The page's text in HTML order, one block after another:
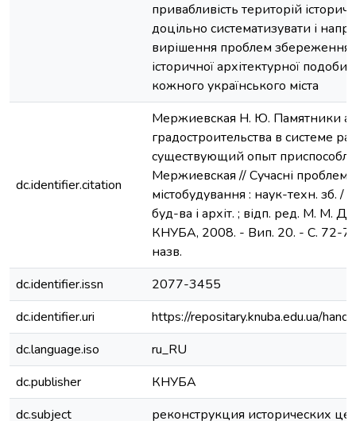
привабливість територій
доцільно систематизувати і
вирішення проблем збереження
історичної архітектурної подоби
кожного українського міста
dc.identifier.citation
Мержиевская Н. Ю. Памятники
градостроительства в системе
существующий опыт
Мержиевская // Сучасні проблеми
містобудування : наук-техн. зб. /
буд-ва і архіт. ; відп. ред. М. М.
КНУБА, 2008. - Вип. 20. - С. 72-79.
назв.
dc.identifier.issn
2077-3455
dc.identifier.uri
https://repositary.knuba.edu.ua/
dc.language.iso
ru_RU
dc.publisher
КНУБА
dc.subject
реконструкция исторических